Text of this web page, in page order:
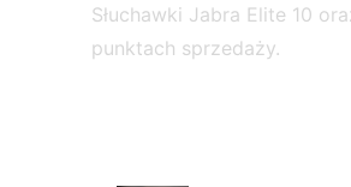
Słuchawki Jabra Elite 10
punktach sprzedaży.